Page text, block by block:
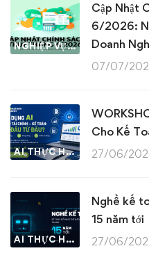
NGHIỆP VỤ KẾ TOÁN & THUẾ
Cập Nhật
6/2026:
Doanh
07/07/
AI THỰC HÀNH
Cho Kế
27/06/
AI THỰC HÀNH
Nghề kế
15 năm tới
27/06/